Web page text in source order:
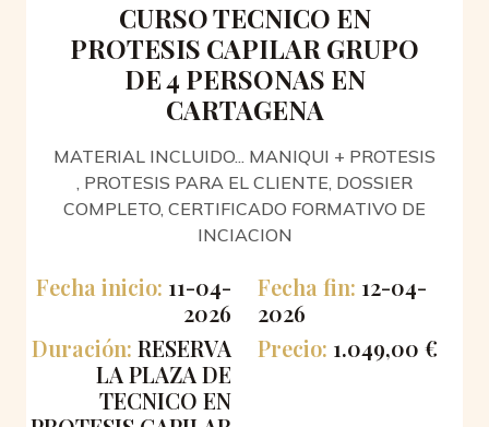
CURSO TECNICO EN
PROTESIS CAPILAR GRUPO
DE 4 PERSONAS EN
CARTAGENA
MATERIAL INCLUIDO... MANIQUI + PROTESIS
, PROTESIS PARA EL CLIENTE, DOSSIER
COMPLETO, CERTIFICADO FORMATIVO DE
INCIACION
Fecha inicio: 11-04-
2026
Fecha fin: 12-04-
2026
Duración: RESERVA
LA PLAZA DE
TECNICO EN
Precio: 1.049,00 €